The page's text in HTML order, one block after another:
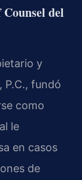
del
y
P.C., fundó
como
le
en casos
de